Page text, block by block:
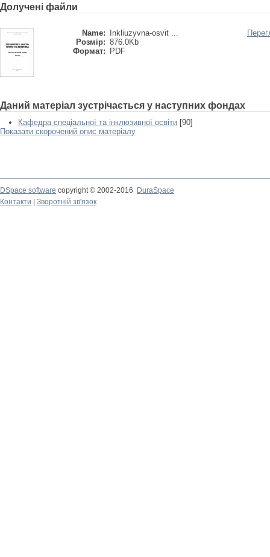
Долучені файли
Name:
Inkliuzyvna-osvit ...
Розмір: 876.0Kb
Формат:
PDF
Даний матеріал зустрічається у наступних фондах
Кафедра спеціальної та інклюзивної освіти [90]
Показати скорочений опис матеріалу
DSpace software copyright © 2002-2016
DuraSpace
Контакти
Зворотній зв'язок